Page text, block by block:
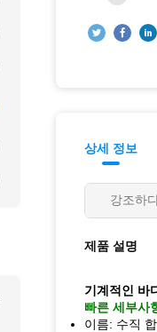
상세 정보
강조하
제품 설명
기계적인 바
빠른 세부사
이름: 수직